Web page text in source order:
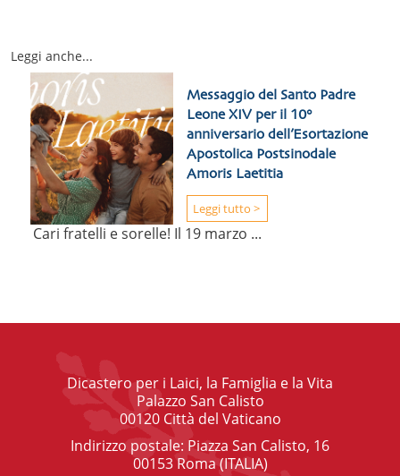
Leggi anche...
Messaggio del Santo Padre
Leone XIV per il 10°
anniversario dell’Esortazione
Apostolica Postsinodale
Amoris Laetitia
Cari fratelli e sorelle! Il 19 marzo ...
Leggi tutto >
Dicastero per i Laici, la Famiglia e la Vita
Palazzo San Calisto
00120 Città del Vaticano
Indirizzo postale: Piazza San Calisto, 16
00153 Roma (ITALIA)